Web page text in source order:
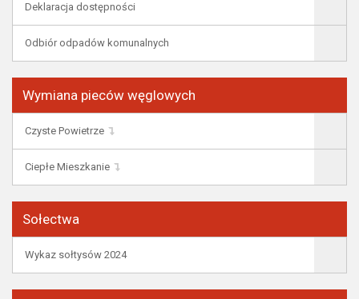
Deklaracja dostępności
Odbiór odpadów komunalnych
Wymiana pieców węglowych
Czyste Powietrze
Ciepłe Mieszkanie
Sołectwa
Wykaz sołtysów 2024